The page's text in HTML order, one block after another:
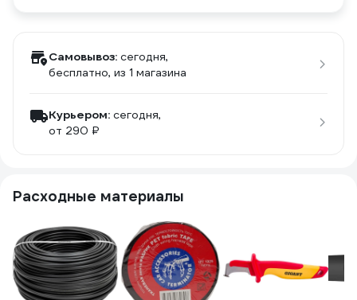
Самовывоз: сегодня,
бесплатно, из 1 магазина
Курьером: сегодня,
от 290 ₽
Расходные материалы